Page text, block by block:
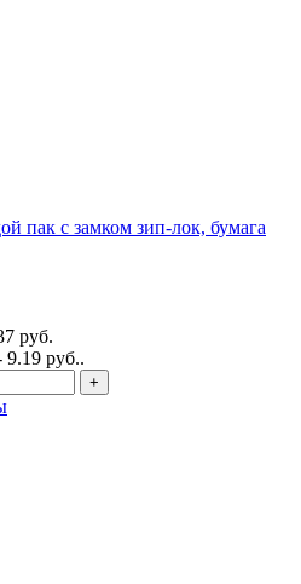
пак с замком зип-лок, бумага
руб.
руб..